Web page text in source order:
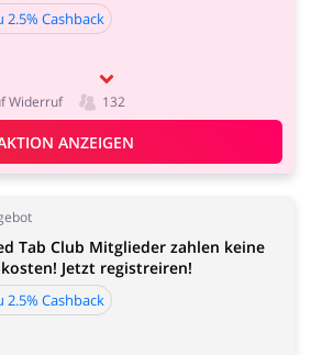
2.5% Cashback
Widerruf 132
ANZEIGEN
Tab Club Mitglieder zahlen keine
Jetzt registreiren!
2.5% Cashback